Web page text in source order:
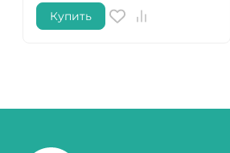
Купить